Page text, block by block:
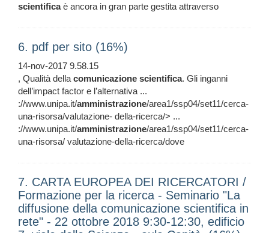
scientificaè ancora in gran parte gestita attraverso
6. pdf per sito (16%)
14-nov-2017 9.58.15
, Qualità dellacomunicazione scientifica. Gli inganni
dell’impact factor e l’alternativa ...
://www.unipa.it/amministrazione/area1/ssp04/set11/cerca-
una-risorsa/valutazione- della-ricerca/> ...
://www.unipa.it/amministrazione/area1/ssp04/set11/cerca-
una-risorsa/ valutazione-della-ricerca/dove
7. CARTA EUROPEA DEI RICERCATORI /
Formazione per la ricerca - Seminario "La
diffusione della comunicazione scientifica in
rete" - 22 ottobre 2018 9:30-12:30, edificio